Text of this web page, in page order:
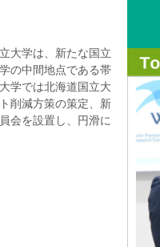
大学は、新たな国立
の中間地点である帯
学では北海道国立大
削減方策の策定、新
会を設置し、円滑に